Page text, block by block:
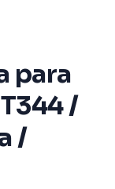
para
/
/